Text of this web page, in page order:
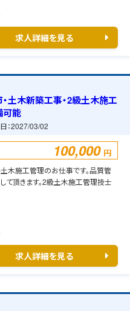
求人詳細を見る
土木新築工事・2級土木施工
可能
：2027/03/02
100,000 円
木施工管理のお仕事です。品質管
頂きます。2級土木施工管理技士
求人詳細を見る